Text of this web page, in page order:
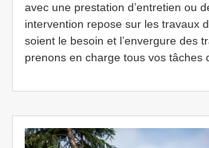
avec une prestation d’entretien ou
intervention repose sur les travaux
soient le besoin et l’envergure des
prenons en charge tous vos tâches